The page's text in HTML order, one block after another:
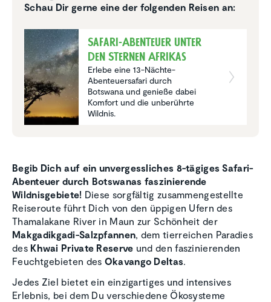
Schau Dir gerne eine der folgenden Reisen an:
Safari-Abenteuer unter
den Sternen Afrikas
Erlebe eine 13-Nächte-
Abenteuersafari durch
Botswana und genieße dabei
Komfort und die unberührte
Wildnis.
Begib Dich auf ein unvergessliches 8-tägiges Safari-
Abenteuer durch Botswanas faszinierende
Wildnisgebiete! Diese sorgfältig zusammengestellte
Reiseroute führt Dich von den üppigen Ufern des
Thamalakane River in Maun zur Schönheit der
Makgadikgadi-Salzpfannen, dem tierreichen Paradies
des Khwai Private Reserve und den faszinierenden
Feuchtgebieten des Okavango Deltas.
Jedes Ziel bietet ein einzigartiges und intensives
Erlebnis, bei dem Du verschiedene Ökosysteme